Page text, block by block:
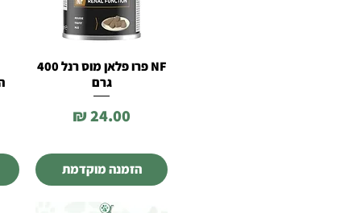
תצוגה מהירה
NF פרו פלאן מוס רנל 400
גרם
מחיר
הזמנה מוקדמת